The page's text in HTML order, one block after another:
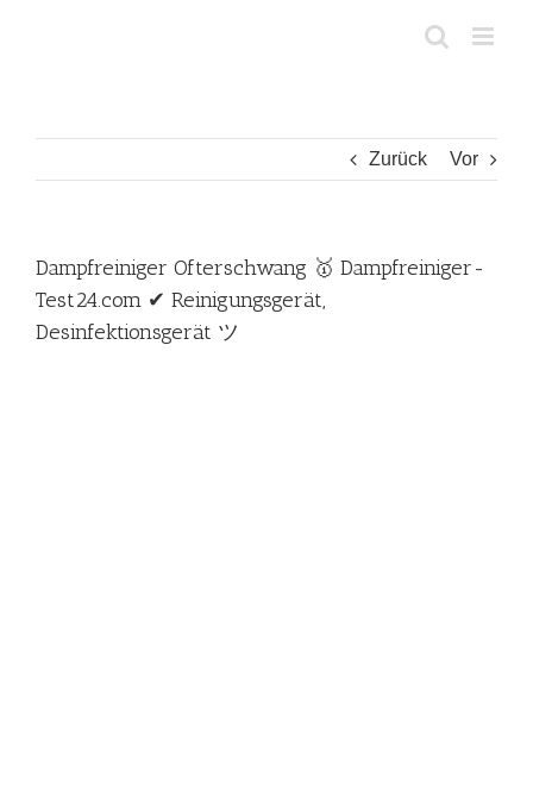
Zurück Vor
Dampfreiniger Ofterschwang 🥇 Dampfreiniger-
Test24.com ✔ Reinigungsgerät,
Desinfektionsgerät ツ